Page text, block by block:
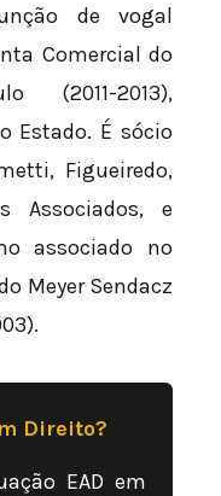
de vogal
Comercial do
2013),
Estado. É sócio
Figueiredo,
Associados, e
associado no
Meyer Sendacz
Direito?
EAD em